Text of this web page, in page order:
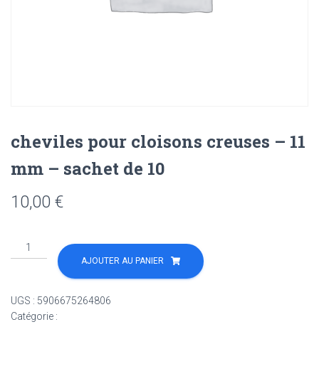
cheviles pour cloisons creuses – 11
mm – sachet de 10
10,00 €
quantité
de
cloisons
creuses
AJOUTER AU PANIER
UGS : 5906675264806
Catégorie :